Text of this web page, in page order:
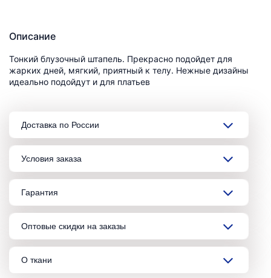
Описание
Тонкий блузочный штапель. Прекрасно подойдет для
жарких дней, мягкий, приятный к телу. Нежные дизайны
идеально подойдут и для платьев
Доставка по России
Условия заказа
Гарантия
Оптовые скидки на заказы
О ткани